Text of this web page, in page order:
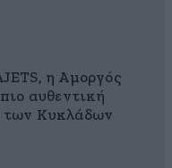
η Αμοργός
αυθεντική
των Κυκλάδων